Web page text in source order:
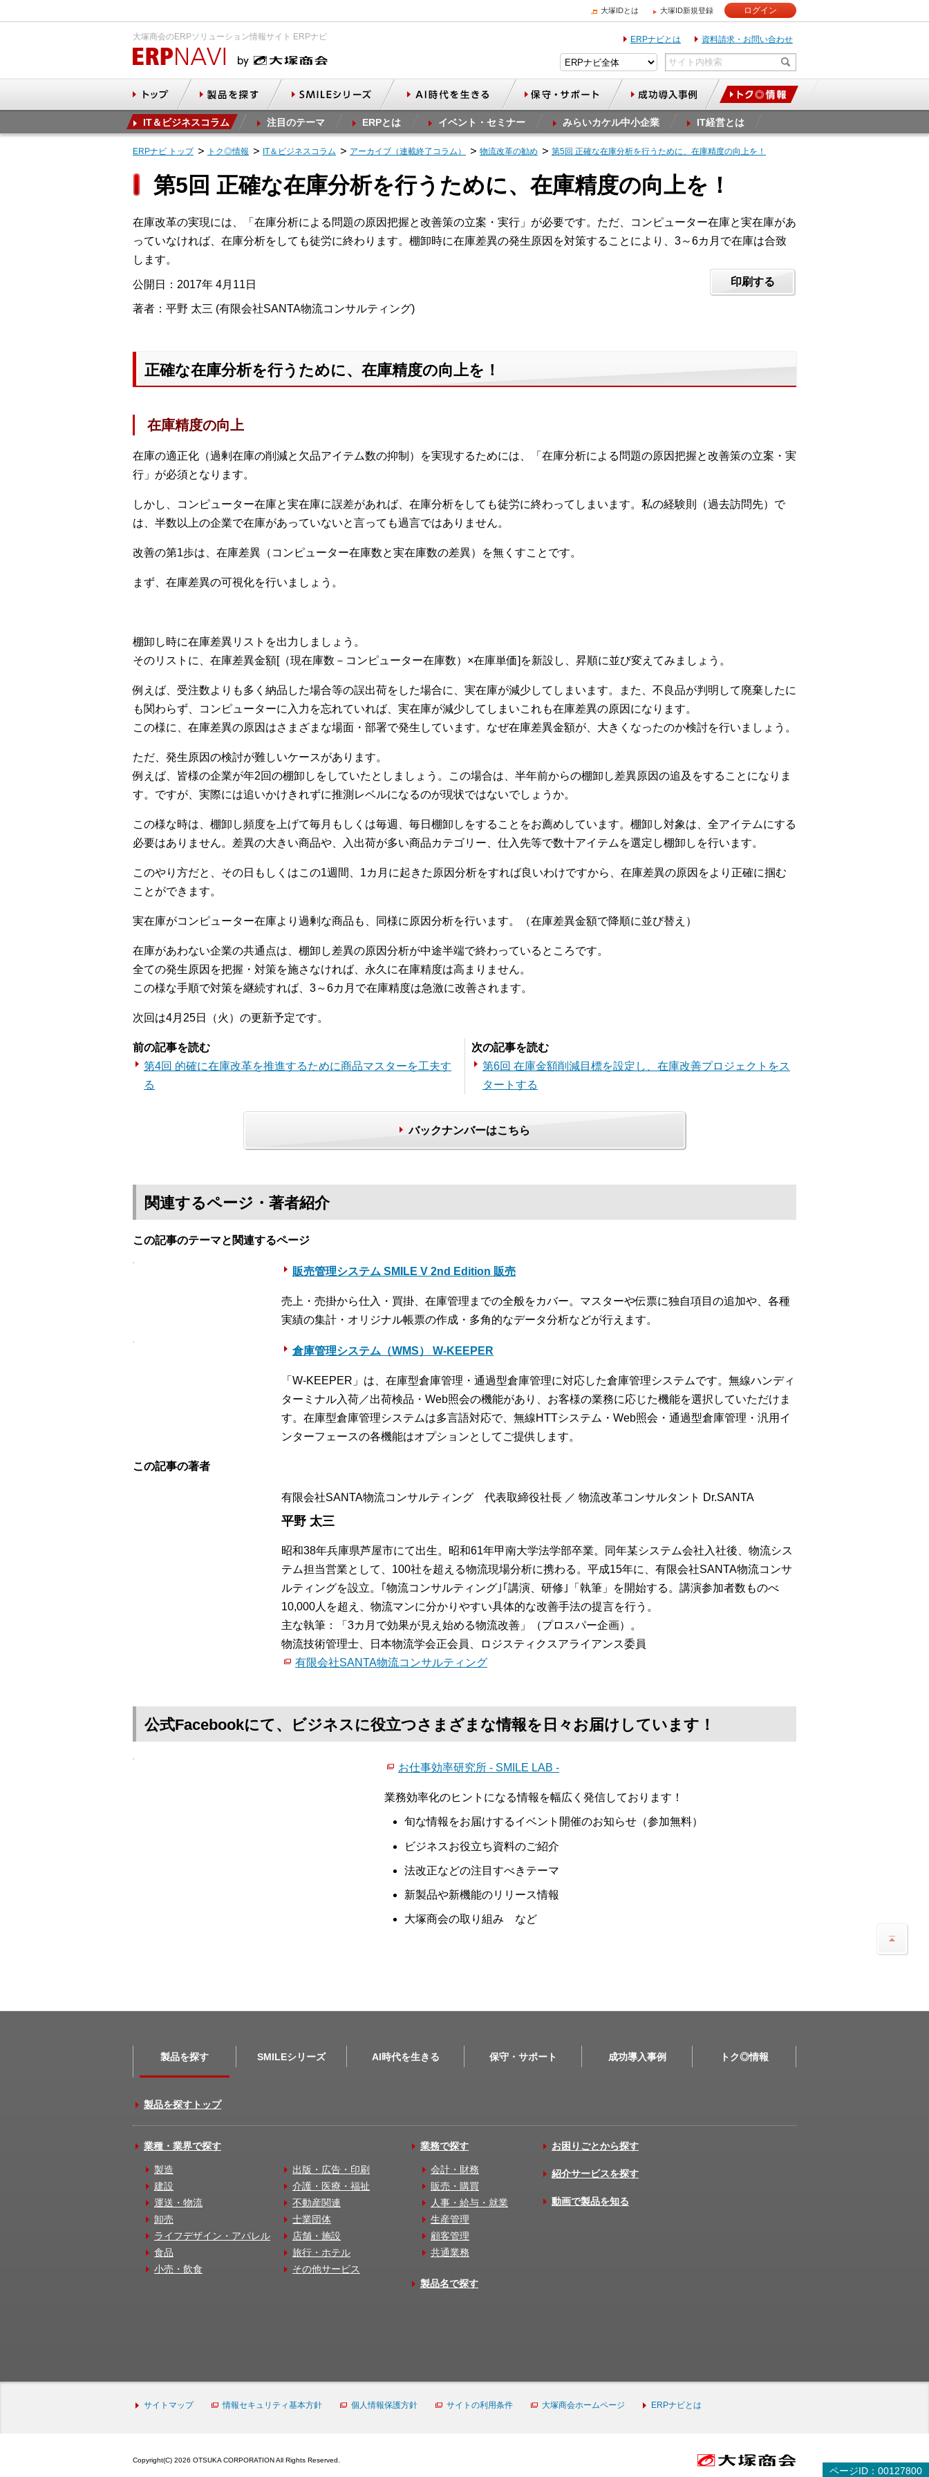
大塚IDとは 大塚ID新規登録 ログイン
大塚商会のERPソリューション情報サイト ERPナビ ERPナビとは 資料請求・お問い合わせ
IT＆ビジネスコラム 注目のテーマ ERPとは イベント・セミナー みらいカケル中小企業 IT経営とは
ERPナビ トップ トク◎情報 IT＆ビジネスコラム アーカイブ（連載終了コラム） 物流改革の勧め 第5回 正確な在庫分析を行うために、在庫精度の向上を！
第5回 正確な在庫分析を行うために、在庫精度の向上を！
在庫改革の実現には、「在庫分析による問題の原因把握と改善策の立案・実行」が必要です。ただ、コンピューター在庫と実在庫があ
っていなければ、在庫分析をしても徒労に終わります。棚卸時に在庫差異の発生原因を対策することにより、3～6カ月で在庫は合致
します。
公開日：2017年 4月11日
著者：平野 太三 (有限会社SANTA物流コンサルティング)
印刷する
正確な在庫分析を行うために、在庫精度の向上を！
在庫精度の向上
在庫の適正化（過剰在庫の削減と欠品アイテム数の抑制）を実現するためには、「在庫分析による問題の原因把握と改善策の立案・実
行」が必須となります。
しかし、コンピューター在庫と実在庫に誤差があれば、在庫分析をしても徒労に終わってしまいます。私の経験則（過去訪問先）で
は、半数以上の企業で在庫があっていないと言っても過言ではありません。
改善の第1歩は、在庫差異（コンピューター在庫数と実在庫数の差異）を無くすことです。
まず、在庫差異の可視化を行いましょう。
棚卸し時に在庫差異リストを出力しましょう。
そのリストに、在庫差異金額[（現在庫数－コンピューター在庫数）×在庫単価]を新設し、昇順に並び変えてみましょう。
例えば、受注数よりも多く納品した場合等の誤出荷をした場合に、実在庫が減少してしまいます。また、不良品が判明して廃棄したに
も関わらず、コンピューターに入力を忘れていれば、実在庫が減少してしまいこれも在庫差異の原因になります。
この様に、在庫差異の原因はさまざまな場面・部署で発生しています。なぜ在庫差異金額が、大きくなったのか検討を行いましょう。
ただ、発生原因の検討が難しいケースがあります。
例えば、皆様の企業が年2回の棚卸しをしていたとしましょう。この場合は、半年前からの棚卸し差異原因の追及をすることになりま
す。ですが、実際には追いかけきれずに推測レベルになるのが現状ではないでしょうか。
この様な時は、棚卸し頻度を上げて毎月もしくは毎週、毎日棚卸しをすることをお薦めしています。棚卸し対象は、全アイテムにする
必要はありません。差異の大きい商品や、入出荷が多い商品カテゴリー、仕入先等で数十アイテムを選定し棚卸しを行います。
このやり方だと、その日もしくはこの1週間、1カ月に起きた原因分析をすれば良いわけですから、在庫差異の原因をより正確に掴む
ことができます。
実在庫がコンピューター在庫より過剰な商品も、同様に原因分析を行います。（在庫差異金額で降順に並び替え）
在庫があわない企業の共通点は、棚卸し差異の原因分析が中途半端で終わっているところです。
全ての発生原因を把握・対策を施さなければ、永久に在庫精度は高まりません。
この様な手順で対策を継続すれば、3～6カ月で在庫精度は急激に改善されます。
次回は4月25日（火）の更新予定です。
前の記事を読む
第4回 的確に在庫改革を推進するために商品マスターを工夫す
る
次の記事を読む
第6回 在庫金額削減目標を設定し、在庫改善プロジェクトをス
タートする
バックナンバーはこちら
関連するページ・著者紹介
この記事のテーマと関連するページ
販売管理システム SMILE V 2nd Edition 販売
売上・売掛から仕入・買掛、在庫管理までの全般をカバー。マスターや伝票に独自項目の追加や、各種
実績の集計・オリジナル帳票の作成・多角的なデータ分析などが行えます。
倉庫管理システム（WMS） W-KEEPER
「W-KEEPER」は、在庫型倉庫管理・通過型倉庫管理に対応した倉庫管理システムです。無線ハンディ
ターミナル入荷／出荷検品・Web照会の機能があり、お客様の業務に応じた機能を選択していただけま
す。在庫型倉庫管理システムは多言語対応で、無線HTTシステム・Web照会・通過型倉庫管理・汎用イ
ンターフェースの各機能はオプションとしてご提供します。
この記事の著者
有限会社SANTA物流コンサルティング 代表取締役社長 ／ 物流改革コンサルタント Dr.SANTA
平野 太三
昭和38年兵庫県芦屋市にて出生。昭和61年甲南大学法学部卒業。同年某システム会社入社後、物流シス
テム担当営業として、100社を超える物流現場分析に携わる。平成15年に、有限会社SANTA物流コンサ
ルティングを設立。｢物流コンサルティング｣｢講演、研修｣「執筆」を開始する。講演参加者数ものべ
10,000人を超え、物流マンに分かりやすい具体的な改善手法の提言を行う。
主な執筆：「3カ月で効果が見え始める物流改善」（プロスパー企画）。
物流技術管理士、日本物流学会正会員、ロジスティクスアライアンス委員
有限会社SANTA物流コンサルティング
公式Facebookにて、ビジネスに役立つさまざまな情報を日々お届けしています！
お仕事効率研究所 - SMILE LAB -
業務効率化のヒントになる情報を幅広く発信しております！
旬な情報をお届けするイベント開催のお知らせ（参加無料）
ビジネスお役立ち資料のご紹介
法改正などの注目すべきテーマ
新製品や新機能のリリース情報
大塚商会の取り組み など
ページID：00127800
製品を探す SMILEシリーズ AI時代を生きる 保守・サポート 成功導入事例 トク◎情報
製品を探すトップ
業種・業界で探す
製造
建設
運送・物流
卸売
ライフデザイン・アパレル
食品
小売・飲食
出版・広告・印刷
介護・医療・福祉
不動産関連
士業団体
店舗・施設
旅行・ホテル
その他サービス
業務で探す
会計・財務
販売・購買
人事・給与・就業
生産管理
顧客管理
共通業務
製品名で探す
お困りごとから探す
紹介サービスを探す
動画で製品を知る
サイトマップ 情報セキュリティ基本方針 個人情報保護方針 サイトの利用条件 大塚商会ホームページ ERPナビとは
Copyright(C) 2026 OTSUKA CORPORATION All Rights Reserved.